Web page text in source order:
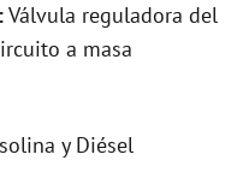
Válvula reguladora del
a masa
y Diésel